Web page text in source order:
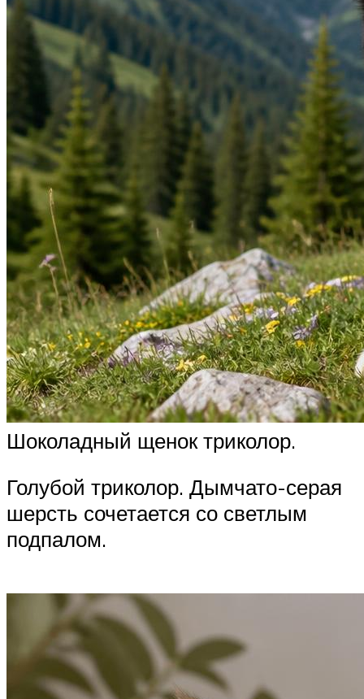
Шоколадный щенок триколор.
Голубой триколор. Дымчато-серая
шерсть сочетается со светлым
подпалом.